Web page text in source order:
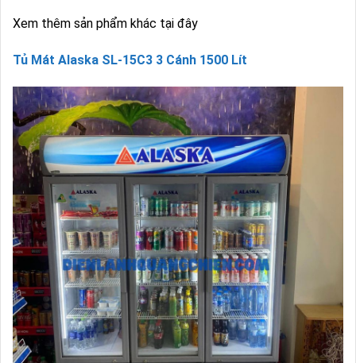
Xem thêm sản phẩm khác tại đây
Tủ Mát Alaska SL-15C3 3 Cánh 1500 Lít